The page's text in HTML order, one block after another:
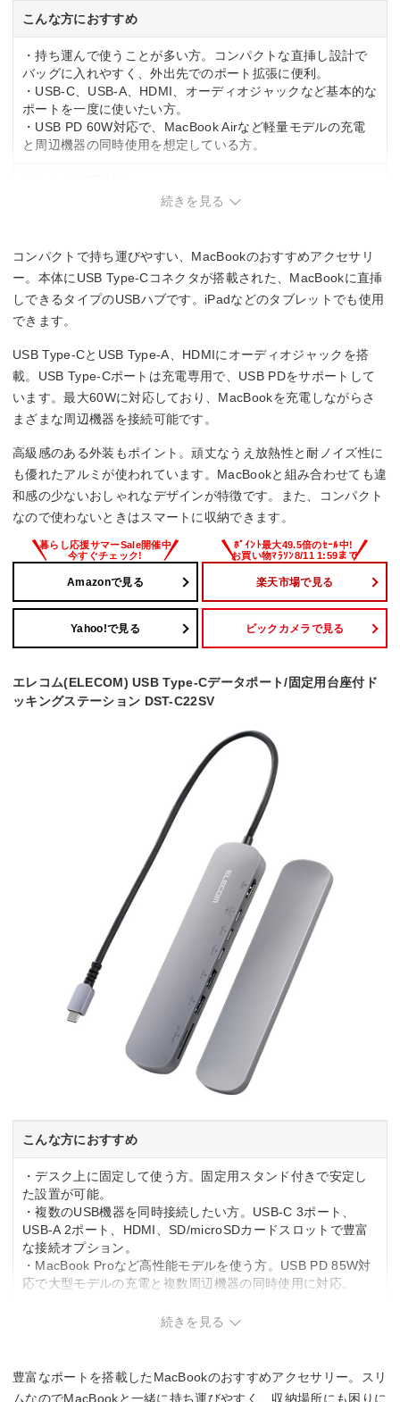
こんな方におすすめ
・持ち運んで使うことが多い方。コンパクトな直挿し設計で
バッグに入れやすく、外出先でのポート拡張に便利。
・USB-C、USB-A、HDMI、オーディオジャックなど基本的な
ポートを一度に使いたい方。
・USB PD 60W対応で、MacBook Airなど軽量モデルの充電
と周辺機器の同時使用を想定している方。
・SDカードやmicroSDカードを頻繁に使う方。カードスロッ
トが非搭載。
続きを見る
コンパクトで持ち運びやすい、MacBookのおすすめアクセサリ
ー。本体にUSB Type-Cコネクタが搭載された、MacBookに直挿
しできるタイプのUSBハブです。iPadなどのタブレットでも使用
できます。
USB Type-CとUSB Type-A、HDMIにオーディオジャックを搭
載。USB Type-Cポートは充電専用で、USB PDをサポートして
います。最大60Wに対応しており、MacBookを充電しながらさ
まざまな周辺機器を接続可能です。
高級感のある外装もポイント。頑丈なうえ放熱性と耐ノイズ性に
も優れたアルミが使われています。MacBookと組み合わせても違
和感の少ないおしゃれなデザインが特徴です。また、コンパクト
なので使わないときはスマートに収納できます。
Amazonで見る 楽天市場で見る
Yahoo!で見る ビックカメラで見る
エレコム(ELECOM) USB Type-Cデータポート/固定用台座付ド
ッキングステーション DST-C22SV
こんな方におすすめ
・デスク上に固定して使う方。固定用スタンド付きで安定し
た設置が可能。
・複数のUSB機器を同時接続したい方。USB-C 3ポート、
USB-A 2ポート、HDMI、SD/microSDカードスロットで豊富
な接続オプション。
・MacBook Proなど高性能モデルを使う方。USB PD 85W対
応で大型モデルの充電と複数周辺機器の同時使用に対応。
きく、携帯性は限定的。
・シンプルなポート構成を求める方。8-in-1と機能が多く、必
続きを見る
豊富なポートを搭載したMacBookのおすすめアクセサリー。スリ
ムなのでMacBookと一緒に持ち運びやすく、収納場所にも困りに